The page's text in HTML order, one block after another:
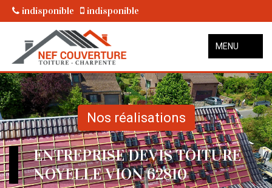
indisponible indisponible
MENU
Nos réalisations
ENTREPRISE DEVIS TOITURE
NOYELLE VION 62810